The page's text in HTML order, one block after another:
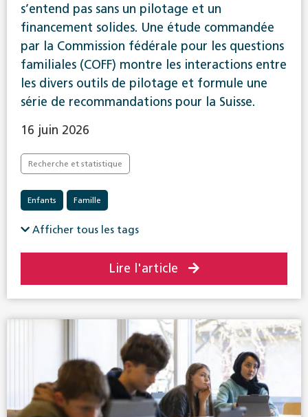
s’entend pas sans un pilotage et un
financement solides. Une étude commandée
par la Commission fédérale pour les questions
familiales (COFF) montre les interactions entre
les divers outils de pilotage et formule une
série de recommandations pour la Suisse.
16 juin 2026
Recherche et statistique
Enfants Famille
Afficher tous les tags
Lire l'article